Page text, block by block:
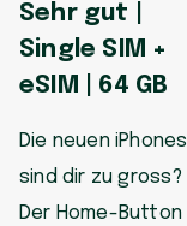
Sehr gut |
Single SIM +
eSIM | 64 GB
Die neuen iPhones
sind dir zu gross?
Der Home-Button